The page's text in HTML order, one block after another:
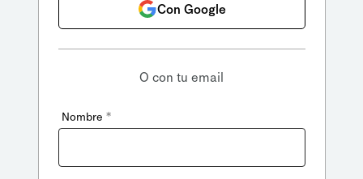
Con Google
O con tu email
Nombre *